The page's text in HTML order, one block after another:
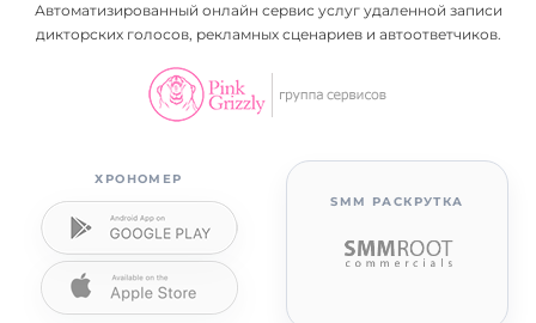
Автоматизированный онлайн сервис услуг удаленной записи
дикторских голосов, рекламных сценариев и автоответчиков.
ХРОНОМЕР
SMM РАСКРУТКА